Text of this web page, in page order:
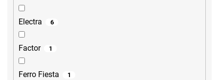
Electra 6
Factor 1
Ferro Fiesta 1